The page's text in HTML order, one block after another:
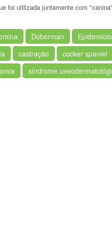
foi utilizada juntamente com
Doberman
castração
cocker spaniel
síndrome